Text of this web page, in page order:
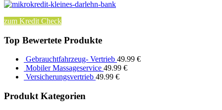
zum Kredit Check
Top Bewertete Produkte
Gebrauchtfahrzeug- Vertrieb 49.99 €
Mobiler Massageservice 49.99 €
Versicherungsvertrieb 49.99 €
Produkt Kategorien